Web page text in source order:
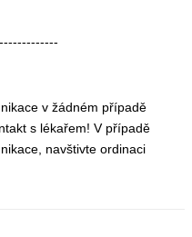
v žádném případě
s lékařem! V případě
navštivte ordinaci